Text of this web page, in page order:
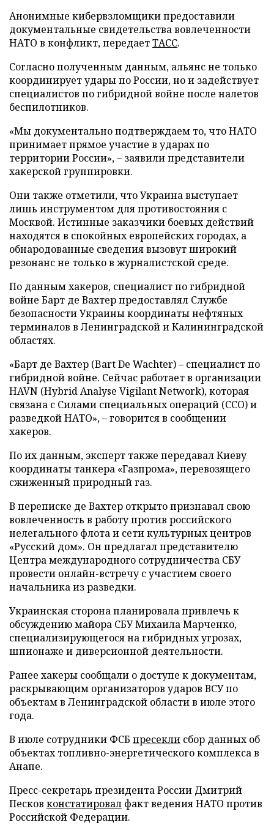
Анонимные кибервзломщики предоставили
документальные свидетельства вовлеченности
НАТО в конфликт, передаетТАСС.
Согласно полученным данным, альянс не только
координирует удары по России, но и задействует
специалистов по гибридной войне после налетов
беспилотников.
«Мы документально подтверждаем то, что НАТО
принимает прямое участие в ударах по
территории России», – заявили представители
хакерской группировки.
Они также отметили, что Украина выступает
лишь инструментом для противостояния с
Москвой. Истинные заказчики боевых действий
находятся в спокойных европейских городах, а
обнародованные сведения вызовут широкий
резонанс не только в журналистской среде.
По данным хакеров, специалист по гибридной
войне Барт де Вахтер предоставлял Службе
безопасности Украины координаты нефтяных
терминалов в Ленинградской и Калининградской
областях.
«Барт де Вахтер (Bart De Wachter) – специалист по
гибридной войне. Сейчас работает в организации
HAVN (Hybrid Analyse Vigilant Network), которая
связана с Силами специальных операций (ССО) и
разведкой НАТО», – говорится в сообщении
хакеров.
По их данным, эксперт также передавал Киеву
координаты танкера «Газпрома», перевозящего
сжиженный природный газ.
В переписке де Вахтер открыто признавал свою
вовлеченность в работу против российского
нелегального флота и сети культурных центров
«Русский дом». Он предлагал представителю
Центра международного сотрудничества СБУ
провести онлайн-встречу с участием своего
начальника из разведки.
Украинская сторона планировала привлечь к
обсуждению майора СБУ Михаила Марченко,
специализирующегося на гибридных угрозах,
шпионаже и диверсионной деятельности.
Ранее хакеры сообщали о доступе к документам,
раскрывающим организаторов ударов ВСУ по
объектам в Ленинградской области в июле этого
года.
В июле сотрудники ФСБ пресекли сбор данных об
объектах топливно-энергетического комплекса в
Анапе.
Пресс-секретарь президента России Дмитрий
Песков констатировал факт ведения НАТО против
Российской Федерации.